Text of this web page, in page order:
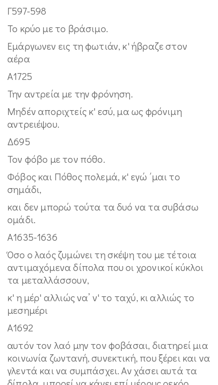
Γ597-598
Το κρύο με το βράσιμο.
Eμάργωνεν εις τη φωτιάν, κ' ήβραζε στον
αέρα
Α1725
Την αντρεία με την φρόνηση.
Mηδέν αποριχτείς κ' εσύ, μα ως φρόνιμη
αντρειέψου.
Δ695
Τον φόβο με τον πόθο.
Φόβος και Πόθος πολεμά, κ' εγώ ΄μαι το
σημάδι,
και δεν μπορώ τούτα τα δυό να τα συβάσω
ομάδι.
Α1635-1636
Όσο ο λαός ζυμώνει τη σκέψη του με τέτοια
αντιμαχόμενα δίπολα που οι χρονικοί κύκλοι
τα μεταλλάσσουν,
κ' η μέρ' αλλιώς να’ ν' το ταχύ, κι αλλιώς το
μεσημέρι
Α1692
αυτόν τον λαό μην τον φοβάσαι, διατηρεί μια
κοινωνία ζωντανή, συνεκτική, που ξέρει και να
γλεντά και να συμπάσχει. Αν χάσει αυτά τα